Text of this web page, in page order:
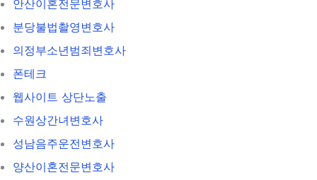
안산이혼전문변호사
분당불법촬영변호사
의정부소년범죄변호사
폰테크
웹사이트 상단노출
수원상간녀변호사
성남음주운전변호사
양산이혼전문변호사